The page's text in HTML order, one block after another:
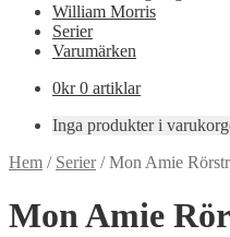
William Morris
Serier
Varumärken
0kr 0 artiklar
Inga produkter i
Hem / Serier/Mon Amie
Mon Amie